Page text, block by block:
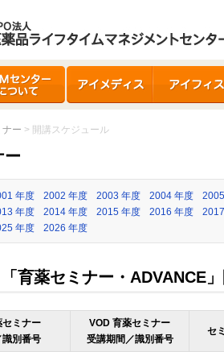
ー > 開講スケジュール
ー
年度 2002 年度 2003 年度 2004 年度
年度 2014 年度 2015 年度 2016 年度
年度 2026 年度
育薬セミナー・ADVANCE
セミナー
識別番号
VOD 育薬セミナー
受講期間／識別番号
セ